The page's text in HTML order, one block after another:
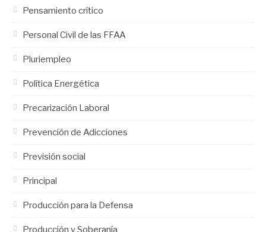
Pensamiento crítico
Personal Civil de las FFAA
Pluriempleo
Política Energética
Precarización Laboral
Prevención de Adicciones
Previsión social
Principal
Producción para la Defensa